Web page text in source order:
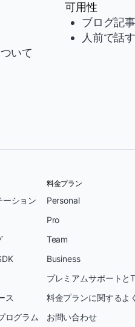
いて
可用性
ブログ記事
人前で話す
ーション
ス
ログラム
料金プラン
Personal
Pro
Team
Business
プレミアムサポートと
料金プランに関するよ
お問い合わせ